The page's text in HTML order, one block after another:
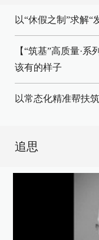
以“休假之制”求解“
【“筑基”高质量·
该有的样子
以常态化精准帮扶
追思